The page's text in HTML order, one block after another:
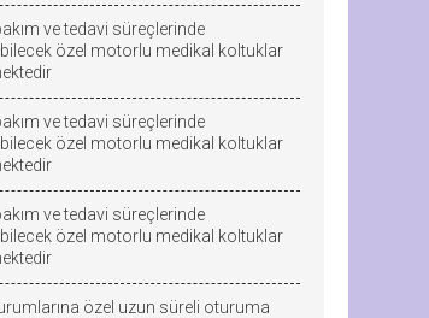
ve tedavi süreçlerinde
özel motorlu medikal koltuklar
ve tedavi süreçlerinde
özel motorlu medikal koltuklar
ve tedavi süreçlerinde
özel motorlu medikal koltuklar
özel uzun süreli oturuma